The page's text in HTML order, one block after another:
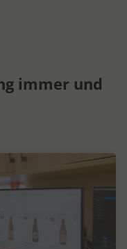
immer und